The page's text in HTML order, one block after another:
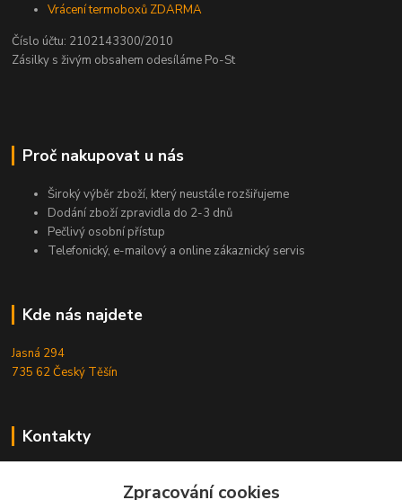
Vrácení termoboxů ZDARMA
Číslo účtu: 2102143300/2010
Zásilky s živým obsahem odesíláme Po-St
Proč nakupovat u nás
Široký výběr zboží, který neustále rozšiřujeme
Dodání zboží zpravidla do 2-3 dnů
Pečlivý osobní přístup
Telefonický, e-mailový a online zákaznický servis
Kde nás najdete
Jasná 294
735 62 Český Těšín
Kontakty
+420724095453
Zpracování cookies